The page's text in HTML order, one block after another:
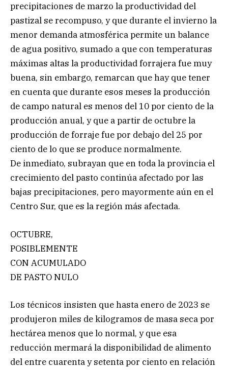
precipitaciones de marzo la productividad del
pastizal se recompuso, y que durante el invierno la
menor demanda atmosférica permite un balance
de agua positivo, sumado a que con temperaturas
máximas altas la productividad forrajera fue muy
buena, sin embargo, remarcan que hay que tener
en cuenta que durante esos meses la producción
de campo natural es menos del 10 por ciento de la
producción anual, y que a partir de octubre la
producción de forraje fue por debajo del 25 por
ciento de lo que se produce normalmente.
De inmediato, subrayan que en toda la provincia el
crecimiento del pasto continúa afectado por las
bajas precipitaciones, pero mayormente aún en el
Centro Sur, que es la región más afectada.
OCTUBRE,
POSIBLEMENTE
CON ACUMULADO
DE PASTO NULO
Los técnicos insisten que hasta enero de 2023 se
produjeron miles de kilogramos de masa seca por
hectárea menos que lo normal, y que esa
reducción mermará la disponibilidad de alimento
del entre cuarenta y setenta por ciento en relación